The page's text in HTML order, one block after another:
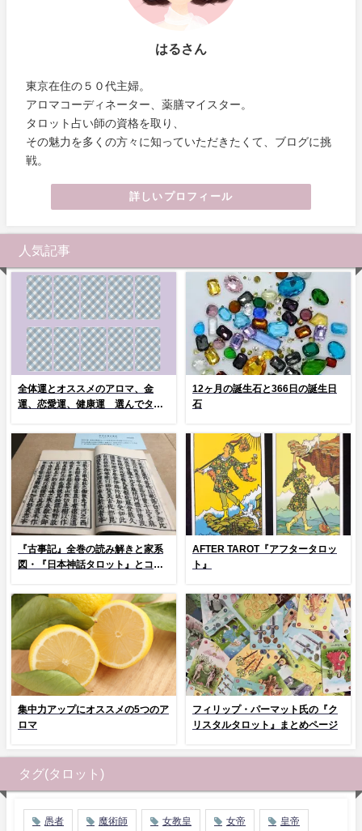
はるさん
東京在住の５０代主婦。
アロマコーディネーター、薬膳マイスター。
タロット占い師の資格を取り、
その魅力を多くの方々に知っていただきたくて、ブログに挑
戦。
詳しいプロフィール
人気記事
全体運とオススメのアロマ、金
運、恋愛運、健康運 選んでタッ
12ヶ月の誕生石と366日の誕生日
石
『古事記』全巻の読み解きと家系
図・『日本神話タロット』とコラ
AFTER TAROT『アフタータロッ
ト』
集中力アップにオススメの5つのア
ロマ
フィリップ・パーマット氏の『ク
リスタルタロット』まとめページ
タグ(タロット)
愚者 魔術師 女教皇 女帝 皇帝